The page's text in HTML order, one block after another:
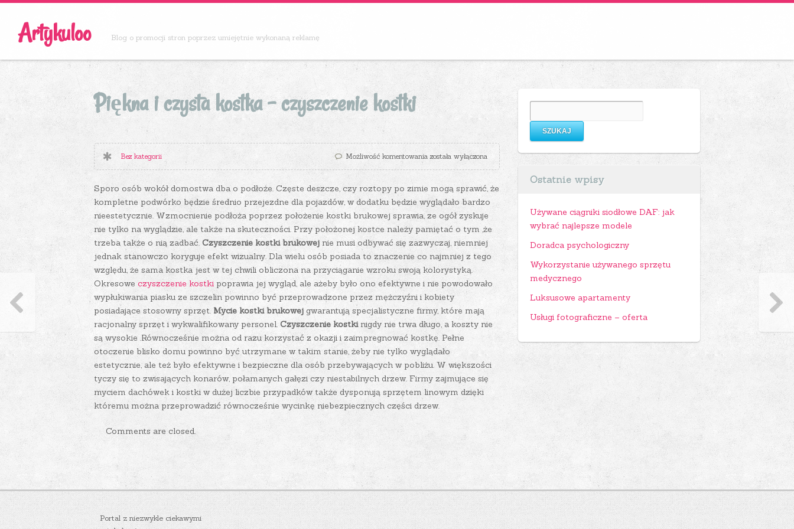
Artykuloo Blog o promocji stron poprzez umiejętnie wykonaną reklamę
Piękna i czysta kostka – czyszczenie kostki
Bez kategorii Możliwość komentowaniaPiękna i czysta kostka – czyszczenie kostki
została wyłączona
Sporo osób wokół domostwa dba o podłoże. Częste deszcze, czy roztopy po zimie mogą sprawić, że
kompletne podwórko będzie średnio przejezdne dla pojazdów, w dodatku będzie wyglądało bardzo
nieestetycznie. Wzmocnienie podłoża poprzez położenie kostki brukowej sprawia, ze ogół zyskuje
nie tylko na wyglądzie, ale także na skuteczności. Przy położonej kostce należy pamiętać o tym ,że
trzeba także o nią zadbać. Czyszczenie kostki brukowej nie musi odbywać się zazwyczaj, niemniej
jednak stanowczo koryguje efekt wizualny. Dla wielu osób posiada to znaczenie co najmniej z tego
względu, że sama kostka jest w tej chwili obliczona na przyciąganie wzroku swoją kolorystyką.
Okresowe czyszczenie kostki poprawia jej wygląd, ale ażeby było ono efektywne i nie powodowało
wypłukiwania piasku ze szczelin powinno być przeprowadzone przez mężczyźni i kobiety
posiadające stosowny sprzęt. Mycie kostki brukowej gwarantują specjalistyczne firmy, które mają
racjonalny sprzęt i wykwalifikowany personel. Czyszczenie kostkinigdy nie trwa długo, a koszty nie
są wysokie .Równocześnie można od razu korzystać z okazji i zaimpregnować kostkę. Pełne
otoczenie blisko domu powinno być utrzymane w takim stanie, żeby nie tylko wyglądało
estetycznie, ale też było efektywne i bezpieczne dla osób przebywających w pobliżu. W większości
tyczy się to zwisających konarów, połamanych gałęzi czy niestabilnych drzew. Firmy zajmujące się
myciem dachówek i kostki w dużej liczbie przypadków także dysponują sprzętem linowym dzięki
któremu można przeprowadzić równocześnie wycinkę niebezpiecznych części drzew.
Comments are closed.
Ostatnie wpisy
Używane ciągniki siodłowe DAF: jak
wybrać najlepsze modele
Doradca psychologiczny
Wykorzystanie używanego sprzętu
medycznego
Luksusowe apartamenty
Usługi fotograficzne – oferta
Portal z niezwykle ciekawymi